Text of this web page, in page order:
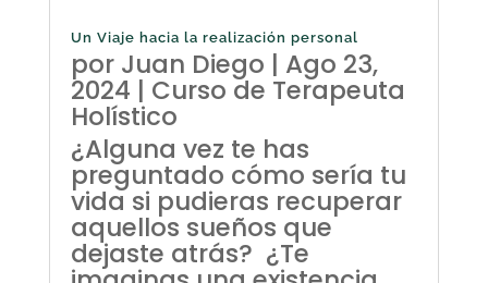
Un Viaje hacia la realización personal
por Juan Diego | Ago 23,
2024 | Curso de Terapeuta
Holístico
¿Alguna vez te has
preguntado cómo sería tu
vida si pudieras recuperar
aquellos sueños que
dejaste atrás? ¿Te